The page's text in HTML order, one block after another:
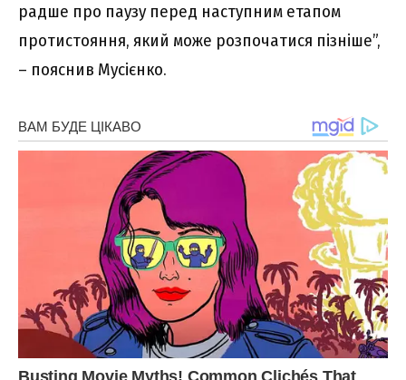
радше про паузу перед наступним етапом
протистояння, який може розпочатися пізніше”,
– пояснив Мусієнко.